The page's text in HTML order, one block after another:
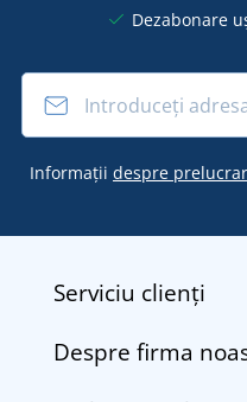
Dezabonare
Informații despre
Serviciu clienți
Contact
Despre firma